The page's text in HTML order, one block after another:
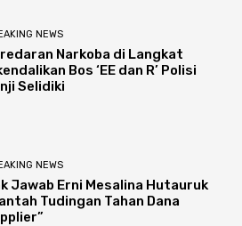
NEWS
Narkoba di Langkat
Bos ‘EE dan R’ Polisi
Selidiki
NEWS
Jawab Erni Mesalina Hutauruk
Tudingan Tahan Dana